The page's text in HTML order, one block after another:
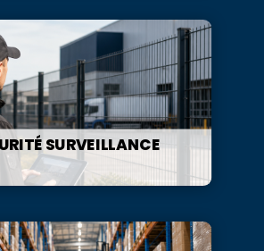
SURVEILLANCE